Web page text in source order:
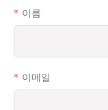
이름
이메일